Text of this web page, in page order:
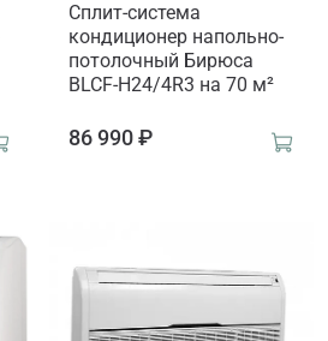
Сплит-система
кондиционер напольно-
потолочный Бирюса
BLCF-H24/4R3 на 70 м²
86 990 ₽